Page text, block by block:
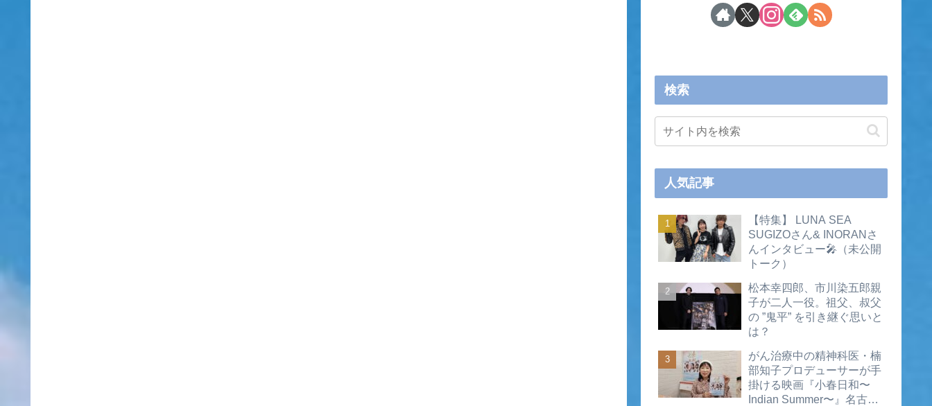
検索
人気記事
【特集】 LUNA SEA
SUGIZOさん& INORANさ
んインタビュー🎤（未公開
トーク）
松本幸四郎、市川染五郎親
子が二人一役。祖父、叔父
の ”鬼平” を引き継ぐ思いと
は？
がん治療中の精神科医・楠
部知子プロデューサーが手
掛ける映画『小春日和〜
Indian Summer〜』名古屋